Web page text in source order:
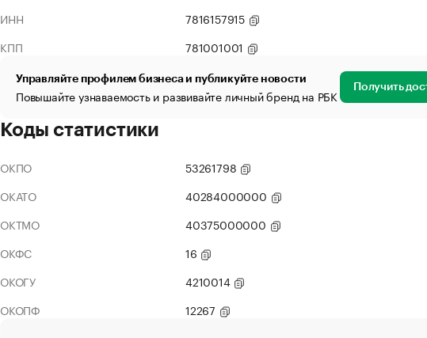
ИНН
7816157915
КПП
781001001
Управляйте профилем бизнеса и публикуйте новости
Повышайте узнаваемость и развивайте личный бренд на РБК Получить
Коды статистики
ОКПО
53261798
ОКАТО
40284000000
ОКТМО
40375000000
ОКФС
16
ОКОГУ
4210014
ОКОПФ
12267